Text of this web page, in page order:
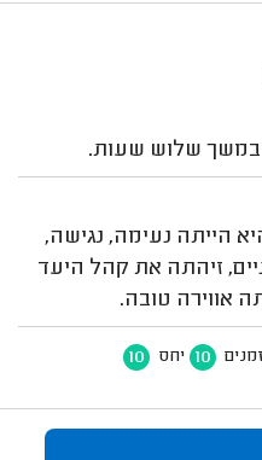
במשך שלוש שעות.
הייתה נעימה, נגישה,
זיהתה את קהל היעד
אווירה טובה.
זמנים 10 יחס 10